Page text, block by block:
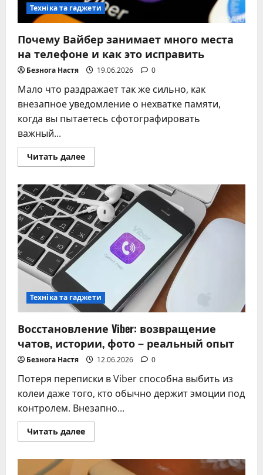
Техніка та гаджети
Почему Вайбер занимает много места
на телефоне и как это исправить
Безнога Настя 19.06.2026 0
Мало что раздражает так же сильно, как
внезапное уведомление о нехватке памяти,
когда вы пытаетесь сфотографировать
важный...
Читать далееПрочитать
больше
Вайбер
занимает
много
места
на
телефоне
и
как
это
исправить
Техніка та гаджети
Восстановление Viber: возвращение
чатов, истории, фото – реальный опыт
Безнога Настя 12.06.2026 0
Потеря переписки в Viber способна выбить из
колеи даже того, кто обычно держит эмоции под
контролем. Внезапно...
Читать далееПрочитать
больше
возвращение